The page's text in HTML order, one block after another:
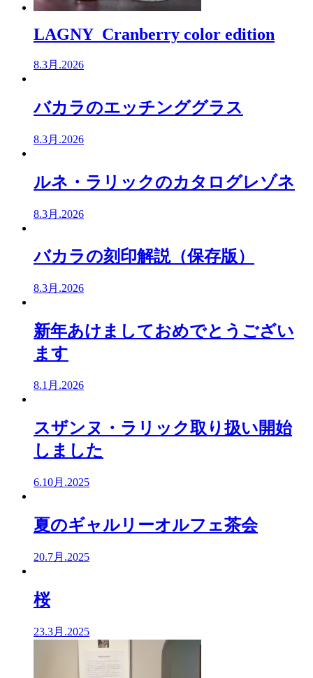
LAGNY Cranberry color edition
8.3月.2026
バカラのエッチンググラス
8.3月.2026
ルネ・ラリックのカタログレゾネ
8.3月.2026
バカラの刻印解説（保存版）
8.3月.2026
新年あけましておめでとうござい
ます
8.1月.2026
スザンヌ・ラリック取り扱い開始
しました
6.10月.2025
夏のギャルリーオルフェ茶会
20.7月.2025
桜
23.3月.2025